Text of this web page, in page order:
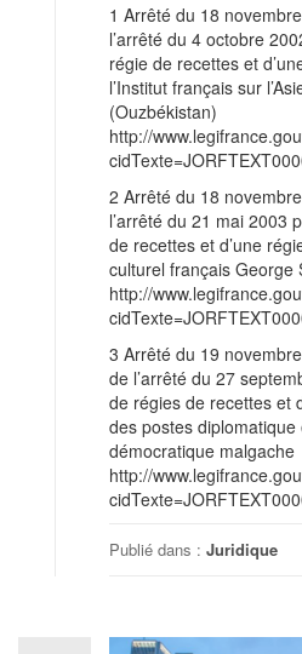
1 Arrêté du 18
l’arrêté du 4 octobre
régie de recettes et
l’Institut français sur
(Ouzbékistan)
http://
2 Arrêté du 18
l’arrêté du 21 mai 2003
de recettes et d’une
culturel français George
http://
3 Arrêté du 19
de l’arrêté du 27
de régies de recettes et
des postes
démocratique malgache
http://
Publié dans : Juridique